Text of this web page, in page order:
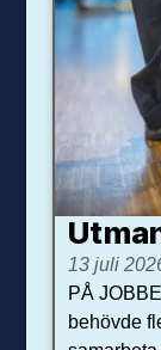
13 juli
PÅ
behövde